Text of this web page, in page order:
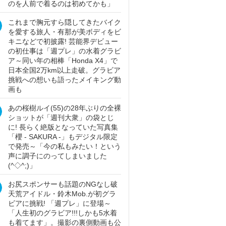
のを人前で着るのは初めてかも」
これまで胸元すら隠してきたバイク
を愛する旅人・有那が美ボディをビ
キニなどで初披露! 芸能界デビュー
の初仕事は「週プレ」の水着グラビ
ア～同い年の相棒「Honda X4」で
日本全国2万km以上走破。グラビア
挑戦への想いも語ったメイキング動
画も
あの桜樹ルイ(55)の28年ぶりの全裸
ショットが「週刊大衆」の袋とじ
に! 長らく絶版となっていた写真集
「櫻 - SAKURA -」もデジタル限定
で発売～「今の私もみたい！という
声に調子にのってしまいました
(^◇^;)」
お尻スポンサーも話題のNGなし破
天荒アイドル・鈴木Mob.が初グラ
ビアに挑戦! 「週プレ」に登場～
「人生初のグラビア!!!しかも5水着
も着てます」。撮影の裏側動画も公